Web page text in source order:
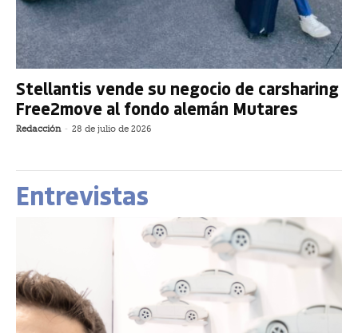
Stellantis vende su negocio de carsharing
Free2move al fondo alemán Mutares
Redacción - 28 de julio de 2026
Entrevistas